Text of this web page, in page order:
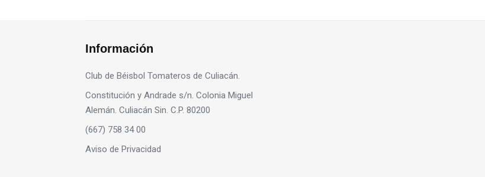
Información
Club de Béisbol Tomateros de Culiacán.
Constitución y Andrade s/n. Colonia Miguel
Alemán. Culiacán Sin. C.P. 80200
(667) 758 34 00
Aviso de Privacidad